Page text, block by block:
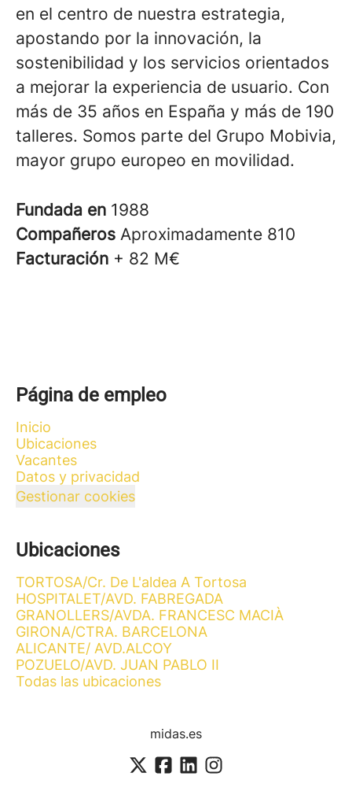
en el centro de nuestra estrategia,
apostando por la innovación, la
sostenibilidad y los servicios orientados
a mejorar la experiencia de usuario. Con
más de 35 años en España y más de 190
talleres. Somos parte del Grupo Mobivia,
mayor grupo europeo en movilidad.
Fundada en 1988
Compañeros Aproximadamente 810
Facturación + 82 M€
Página de empleo
Inicio
Ubicaciones
Vacantes
Datos y privacidad
Gestionar cookies
Ubicaciones
TORTOSA/Cr. De L'aldea A Tortosa
HOSPITALET/AVD. FABREGADA
GRANOLLERS/AVDA. FRANCESC MACIÀ
GIRONA/CTRA. BARCELONA
ALICANTE/ AVD.ALCOY
POZUELO/AVD. JUAN PABLO II
Todas las ubicaciones
midas.es